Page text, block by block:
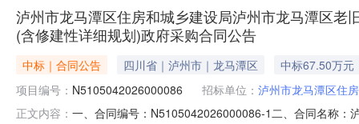
泸州市龙马潭区住房和城乡建设局泸州市龙马潭区
(含修建性详细规划)政府采购合同公告
中标｜合同公告 四川省｜泸州市｜龙马潭区
中标67.50万元
项目编号： N5105042026000086 招标单位： 泸州市龙马潭区住
正文内容： 一、合同编号：N5105042026000086-1二、合同名称：